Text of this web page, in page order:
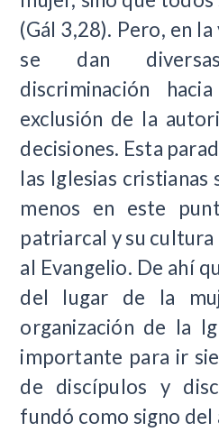
(Gál 3,28). Pero, en
se dan
discriminación
exclusión de la
decisiones. Esta
las Iglesias cristianas
menos en este
patriarcal y su cultura
al Evangelio. De ahí
del lugar de la
organización de la
importante para ir
de discípulos y
fundó como signo del